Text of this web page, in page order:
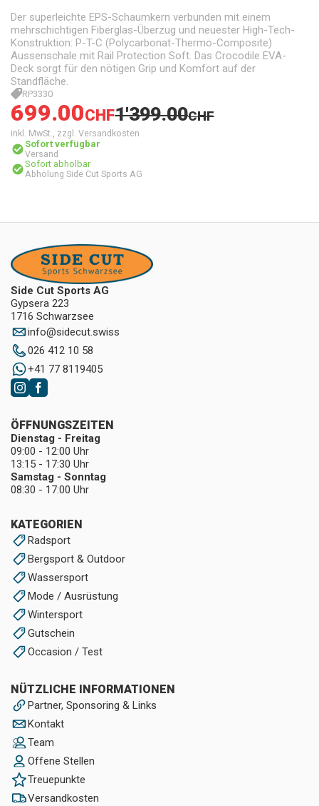
Der superleichte EPS-Schaumkern verbunden mit einem
mehrschichtigen Fiberglas-Überzug und neuester High-Tech-
Konstruktion: P-T-C (Polycarbonat-Thermo-Composite)
Aussenschale mit Rail Protection Soft. Das Crocodile EVA-
Deck sorgt für den nötigen Grip und Komfort auf der
Standfläche.
RP3330
699.00CHF1'399.00CHF
inkl. MwSt., zzgl. Versandkosten
Sofort verfügbar
Versand
Sofort abholbar
Abholung Side Cut Sports AG
Side Cut Sports AG
Gypsera 223
1716 Schwarzsee
info@sidecut.swiss
026 412 10 58
+41 77 8119405
KATEGORIEN
Radsport
Bergsport & Outdoor
Wassersport
Mode / Ausrüstung
Wintersport
Gutschein
Occasion / Test
NÜTZLICHE INFORMATIONEN
Partner, Sponsoring & Links
Kontakt
Team
Offene Stellen
Treuepunkte
Versandkosten
ÖFFNUNGSZEITEN
Dienstag - Freitag
09:00 - 12:00 Uhr
13:15 - 17:30 Uhr
Samstag - Sonntag
08:30 - 17:00 Uhr